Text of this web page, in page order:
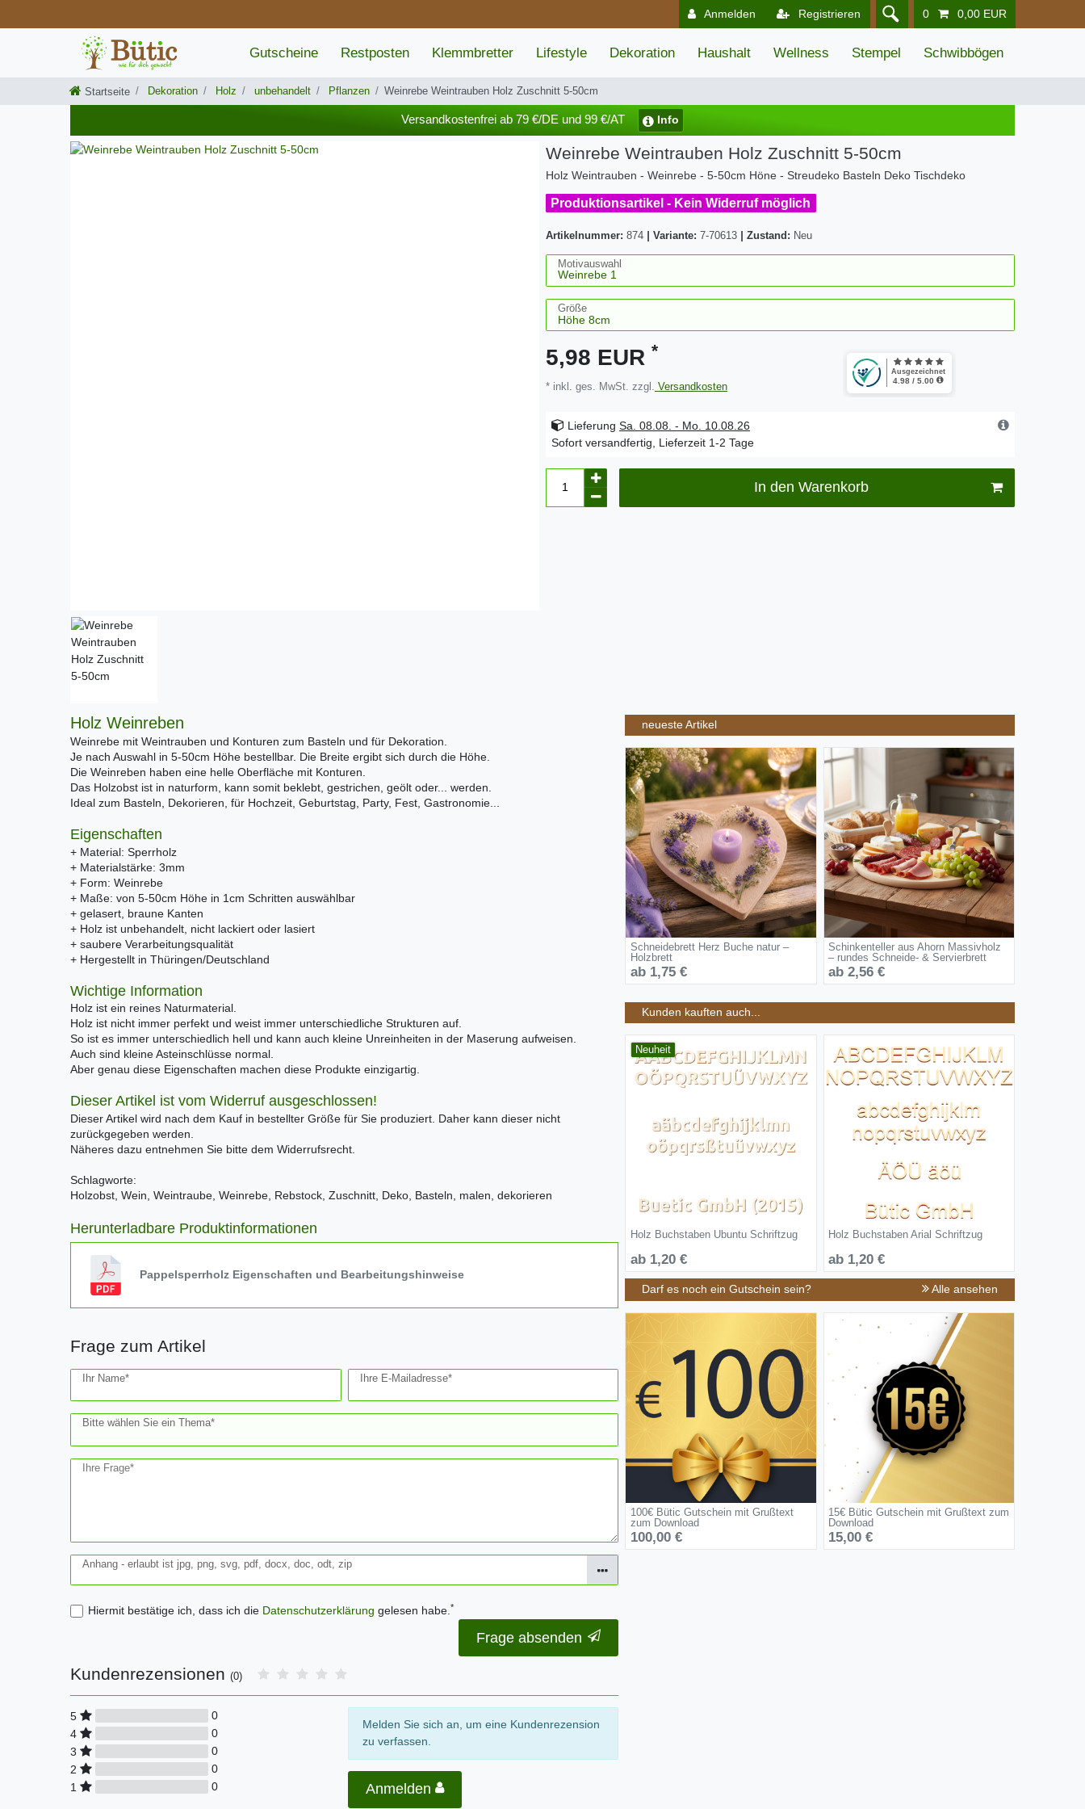
Anmelden Registrieren 0 0,00 EUR
Gutscheine Restposten Klemmbretter Lifestyle Dekoration Haushalt Wellness Stempel Schwibbögen
Startseite Dekoration Holz unbehandelt Pflanzen Weinrebe Weintrauben Holz Zuschnitt 5-50cm
Versandkostenfrei ab 79 €/DE und 99 €/AT Info
Weinrebe Weintrauben Holz Zuschnitt 5-50cm
Holz Weintrauben - Weinrebe - 5-50cm Höne - Streudeko Basteln Deko Tischdeko
Produktionsartikel - Kein Widerruf möglich
Artikelnummer: 874 Variante: 7-70613 Zustand: Neu
Motivauswahl
Größe
5,98 EUR *
* inkl. ges. MwSt. zzgl. Versandkosten
Lieferung Sa. 08.08. - Mo. 10.08.26
Sofort versandfertig, Lieferzeit 1-2 Tage
In den Warenkorb
Holz Weinreben
Weinrebe mit Weintrauben und Konturen zum Basteln und für Dekoration.
Je nach Auswahl in 5-50cm Höhe bestellbar. Die Breite ergibt sich durch die Höhe.
Die Weinreben haben eine helle Oberfläche mit Konturen.
Das Holzobst ist in naturform, kann somit beklebt, gestrichen, geölt oder... werden.
Ideal zum Basteln, Dekorieren, für Hochzeit, Geburtstag, Party, Fest, Gastronomie...
Eigenschaften
+ Material: Sperrholz
+ Materialstärke: 3mm
+ Form: Weinrebe
+ Maße: von 5-50cm Höhe in 1cm Schritten auswählbar
+ gelasert, braune Kanten
+ Holz ist unbehandelt, nicht lackiert oder lasiert
+ saubere Verarbeitungsqualität
+ Hergestellt in Thüringen/Deutschland
Wichtige Information
Holz ist ein reines Naturmaterial.
Holz ist nicht immer perfekt und weist immer unterschiedliche Strukturen auf.
So ist es immer unterschiedlich hell und kann auch kleine Unreinheiten in der Maserung aufweisen.
Auch sind kleine Asteinschlüsse normal.
Aber genau diese Eigenschaften machen diese Produkte einzigartig.
Dieser Artikel ist vom Widerruf ausgeschlossen!
Dieser Artikel wird nach dem Kauf in bestellter Größe für Sie produziert. Daher kann dieser nicht
zurückgegeben werden.
Näheres dazu entnehmen Sie bitte dem Widerrufsrecht.
Schlagworte:
Holzobst, Wein, Weintraube, Weinrebe, Rebstock, Zuschnitt, Deko, Basteln, malen, dekorieren
Herunterladbare Produktinformationen
Pappelsperrholz Eigenschaften und Bearbeitungshinweise
Frage zum Artikel
Ihr Name* Ihre E-Mailadresse*
Bitte wählen Sie ein Thema*
Ihre Frage*
Anhang - erlaubt ist jpg, png, svg, pdf, docx, doc, odt, zip
Hiermit bestätige ich, dass ich die Daten­schutz­erklärung gelesen habe. *
Ceres::Template.mailFormHoneypotLabel
Frage absenden
Kundenrezensionen (0)
5
0
4
0
3
0
2
0
1
0
Melden Sie sich an, um eine Kundenrezension
zu verfassen.
Anmelden
neueste Artikel
Schneidebrett Herz Buche natur –
Holzbrett
ab 1,75 €
Schinkenteller aus Ahorn Massivholz
– rundes Schneide- & Servierbrett
ab 2,56 €
Kunden kauften auch...
Neuheit
Holz Buchstaben Ubuntu Schriftzug
ab 1,20 €
Holz Buchstaben Arial Schriftzug
ab 1,20 €
Darf es noch ein Gutschein sein? Alle ansehen
100€ Bütic Gutschein mit Grußtext
zum Download
100,00 €
15€ Bütic Gutschein mit Grußtext zum
Download
15,00 €